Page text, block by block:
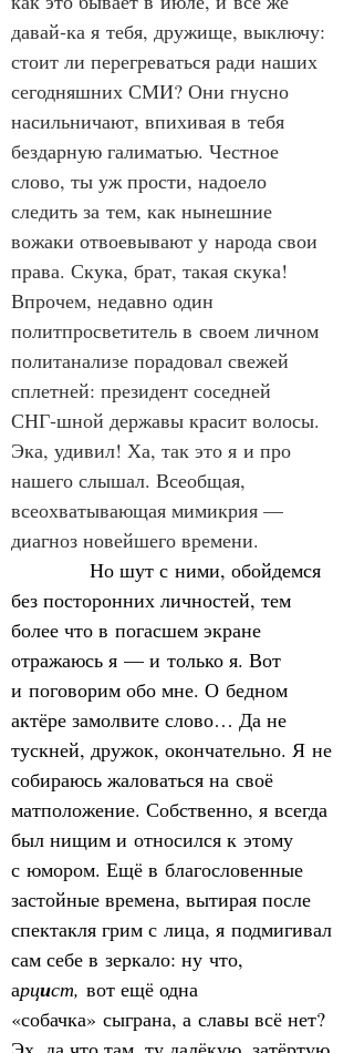
давай‑ка я тебя, дружище, выключу:
стоит ли перегреваться ради наших
сегодняшних СМИ? Они гнусно
насильничают, впихивая в тебя
бездарную галиматью. Честное
слово, ты уж прости, надоело
следить за тем, как нынешние
вожаки отвоевывают у народа свои
права. Скука, брат, такая скука!
Впрочем, недавно один
политпросветитель в своем личном
политанализе порадовал свежей
сплетней: президент соседней
СНГ‑шной державы красит волосы.
Эка, удивил! Ха, так это я и про
нашего слышал. Всеобщая,
всеохватывающая мимикрия —
диагноз новейшего времени.
Но шут с ними, обойдемся
без посторонних личностей, тем
более что в погасшем экране
отражаюсь я — и только я. Вот
и поговорим обо мне. О бедном
актёре замолвите слово… Да не
тускней, дружок, окончательно. Я не
собираюсь жаловаться на своё
матположение. Собственно, я всегда
был нищим и относился к этому
с юмором. Ещё в благословенные
застойные времена, вытирая после
спектакля грим с лица, я подмигивал
сам себе в зеркало: ну что,
арцист, вот ещё одна
«собачка» сыграна, а славы всё нет?